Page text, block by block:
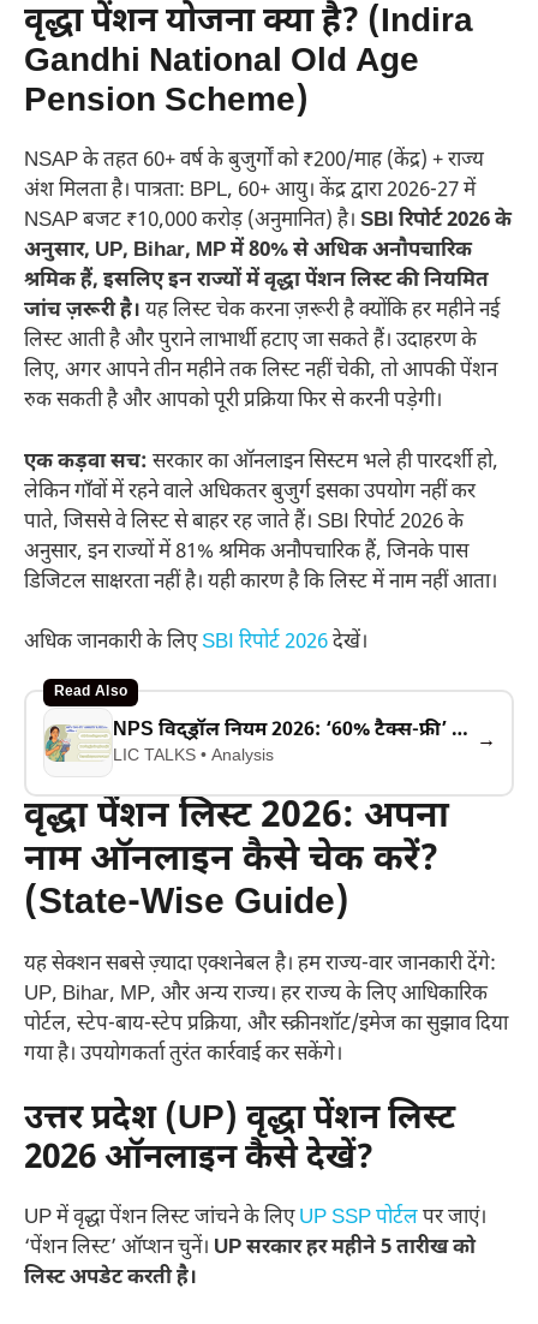
वृद्धा पेंशन योजना क्या है? (Indira
Gandhi National Old Age
Pension Scheme)
NSAP के तहत 60+ वर्ष के बुजुर्गों को ₹200/माह (केंद्र) + राज्य
अंश मिलता है। पात्रता: BPL, 60+ आयु। केंद्र द्वारा 2026-27 में
NSAP बजट ₹10,000 करोड़ (अनुमानित) है। SBI रिपोर्ट 2026 के
अनुसार, UP, Bihar, MP में 80% से अधिक अनौपचारिक
श्रमिक हैं, इसलिए इन राज्यों में वृद्धा पेंशन लिस्ट की नियमित
जांच ज़रूरी है। यह लिस्ट चेक करना ज़रूरी है क्योंकि हर महीने नई
लिस्ट आती है और पुराने लाभार्थी हटाए जा सकते हैं। उदाहरण के
लिए, अगर आपने तीन महीने तक लिस्ट नहीं चेकी, तो आपकी पेंशन
रुक सकती है और आपको पूरी प्रक्रिया फिर से करनी पड़ेगी।
एक कड़वा सच: सरकार का ऑनलाइन सिस्टम भले ही पारदर्शी हो,
लेकिन गाँवों में रहने वाले अधिकतर बुजुर्ग इसका उपयोग नहीं कर
पाते, जिससे वे लिस्ट से बाहर रह जाते हैं। SBI रिपोर्ट 2026 के
अनुसार, इन राज्यों में 81% श्रमिक अनौपचारिक हैं, जिनके पास
डिजिटल साक्षरता नहीं है। यही कारण है कि लिस्ट में नाम नहीं आता।
अधिक जानकारी के लिएSBI रिपोर्ट 2026देखें।
Read Also
NPS विद्ड्रॉल नियम 2026: ‘60% टैक्स-फ्री’ का भरोसा खतरनाक! एन्युटी रेट्स गिरने से कैसे बचाएं अपनी पेंशन?
LIC TALKS • Analysis
→
वृद्धा पेंशन लिस्ट 2026: अपना
नाम ऑनलाइन कैसे चेक करें?
(State-Wise Guide)
यह सेक्शन सबसे ज़्यादा एक्शनेबल है। हम राज्य-वार जानकारी देंगे:
UP, Bihar, MP, और अन्य राज्य। हर राज्य के लिए आधिकारिक
पोर्टल, स्टेप-बाय-स्टेप प्रक्रिया, और स्क्रीनशॉट/इमेज का सुझाव दिया
गया है। उपयोगकर्ता तुरंत कार्रवाई कर सकेंगे।
उत्तर प्रदेश (UP) वृद्धा पेंशन लिस्ट
2026 ऑनलाइन कैसे देखें?
UP में वृद्धा पेंशन लिस्ट जांचने के लिएUP SSP पोर्टलपर जाएं।
‘पेंशन लिस्ट’ ऑप्शन चुनें। UP सरकार हर महीने 5 तारीख को
लिस्ट अपडेट करती है।